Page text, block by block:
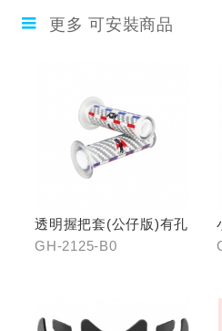
更多 可安裝商品
透明握把套(公仔版)有孔
GH-2125-B0